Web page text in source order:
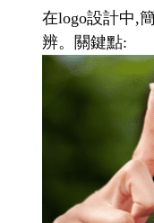
在logo設計中,
辨。關鍵點: